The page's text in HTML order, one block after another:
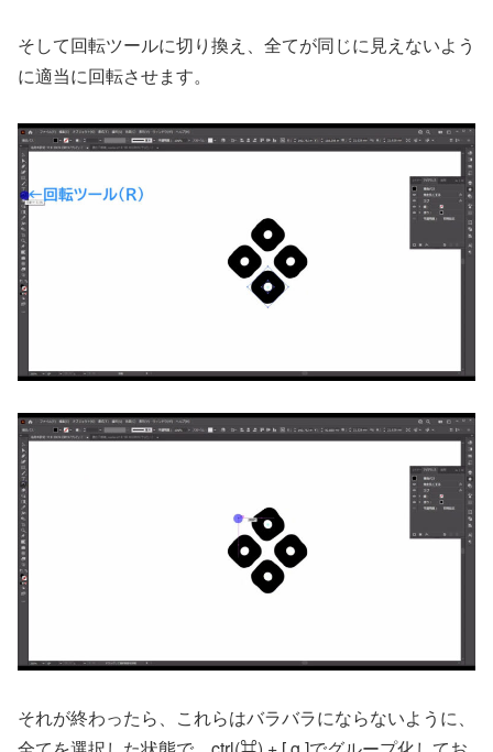
そして回転ツールに切り換え、全てが同じに見えないよう
に適当に回転させます。
それが終わったら、これらはバラバラにならないように、